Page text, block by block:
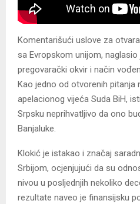
Komentarišući uslove za
sa Evropskom unijom,
pregovarački okvir i način
Kao jedno od otvorenih pitanja
apelacionog vijeća Suda BiH,
Srpsku neprihvatljivo da ono
Banjaluke.
Klokić je istakao i značaj
Srbijom, ocjenjujući da su
nivou u posljednjih nekoliko
rezultate naveo je finansijsku